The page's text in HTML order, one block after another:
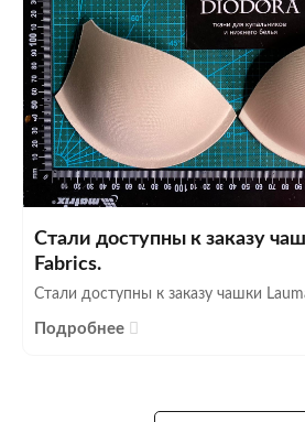
Стали доступны к заказу
Fabrics.
Стали доступны к заказу чашки
Подробнее